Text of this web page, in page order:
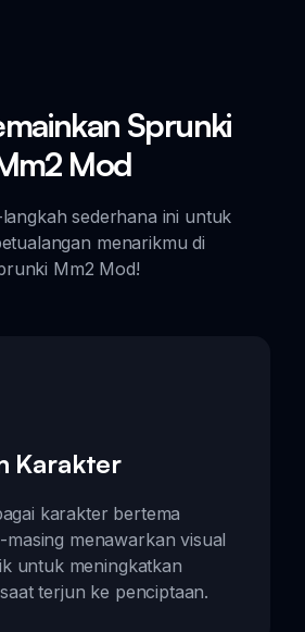
Sprunki
Mod
sederhana ini untuk
menarikmu di
Mm2 Mod!
Karakter
karakter bertema
masing menawarkan visual
untuk meningkatkan
terjun ke penciptaan.